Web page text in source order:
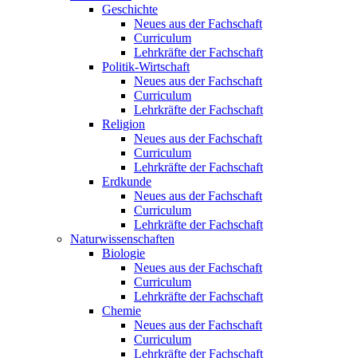
Geschichte
Neues aus der Fachschaft
Curriculum
Lehrkräfte der Fachschaft
Politik-Wirtschaft
Neues aus der Fachschaft
Curriculum
Lehrkräfte der Fachschaft
Religion
Neues aus der Fachschaft
Curriculum
Lehrkräfte der Fachschaft
Erdkunde
Neues aus der Fachschaft
Curriculum
Lehrkräfte der Fachschaft
Naturwissenschaften
Biologie
Neues aus der Fachschaft
Curriculum
Lehrkräfte der Fachschaft
Chemie
Neues aus der Fachschaft
Curriculum
Lehrkräfte der Fachschaft